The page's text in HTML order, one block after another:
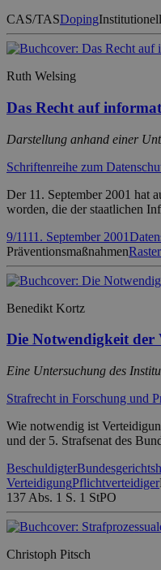
CAS/TASDopingInstitutionell
Ruth Welsing
Das Recht auf
Darstellung anhand einer
Schriftenreihe zum
Der 11. September 2001 hat
worden, die der staatlichen
9/1111. September 2001
Präventionsmaßnahmen
Benedikt Kortz
Die Notwendigkeit
Eine Untersuchung des
Strafrecht in Forschung und
Wie notwendig ist
und der 5. Strafsenat des
Beschuldigter
VerteidigungPflichtverteidiger
137 Abs. 1 S. 1 StPO
Christoph Pitsch